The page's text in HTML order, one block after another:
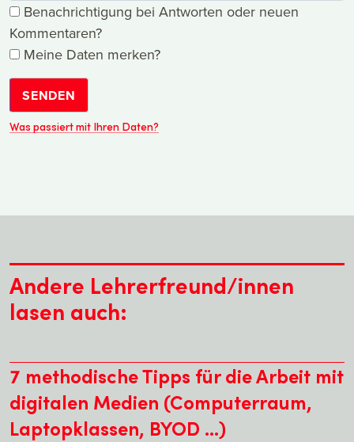
Benachrichtigung bei Antworten oder neuen
Kommentaren?
Meine Daten merken?
SENDEN
Was passiert mit Ihren Daten?
Andere Lehrerfreund/innen
lasen auch:
7 methodische Tipps für die Arbeit mit
digitalen Medien (Computerraum,
Laptopklassen, BYOD ...)